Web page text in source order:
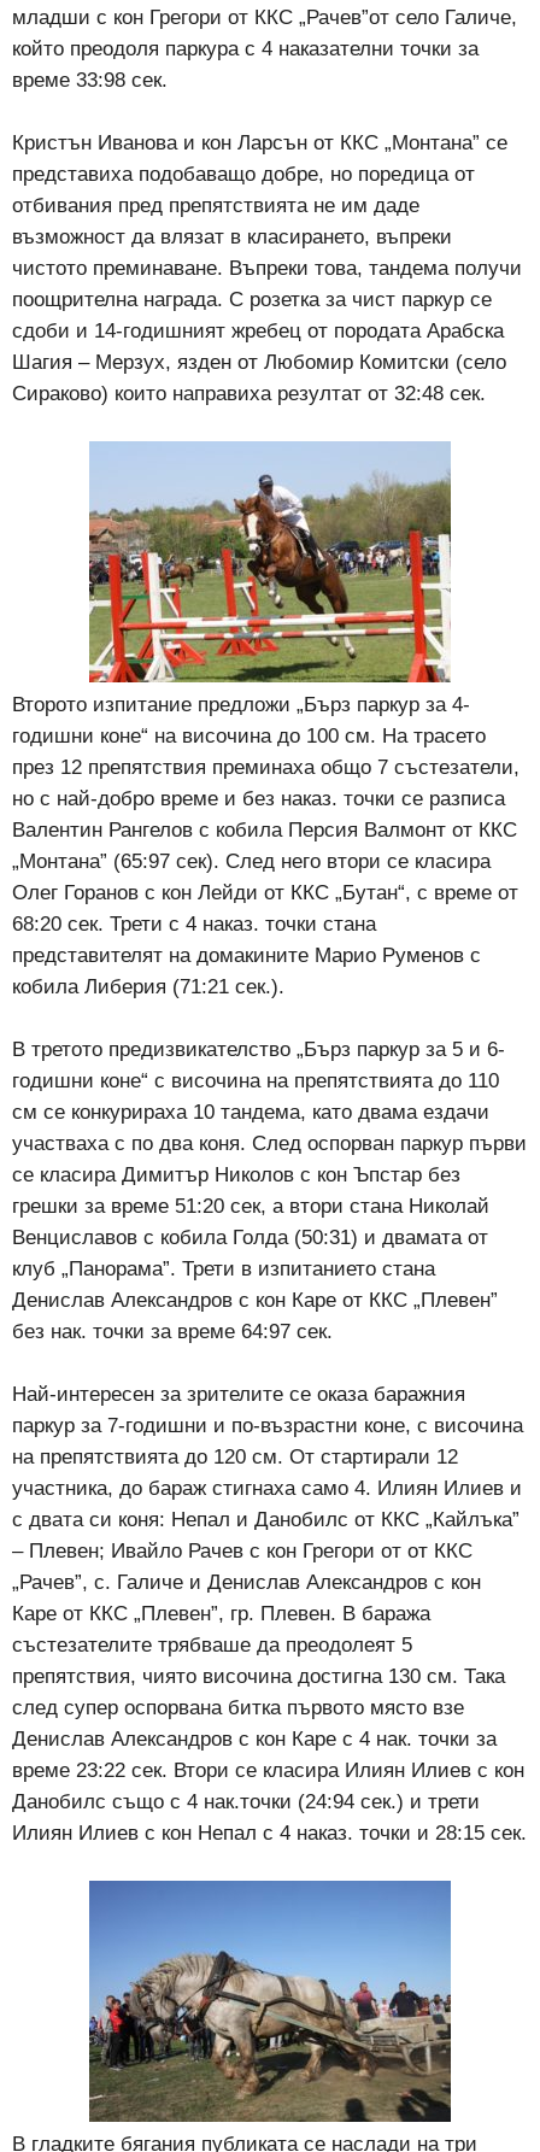
младши с кон Грегори от ККС „Рачев”от село Галиче,
който преодоля паркура с 4 наказателни точки за
време 33:98 сек.
Кристън Иванова и кон Ларсън от ККС „Монтана” се
представиха подобаващо добре, но поредица от
отбивания пред препятствията не им даде
възможност да влязат в класирането, въпреки
чистото преминаване. Въпреки това, тандема получи
поощрителна награда. С розетка за чист паркур се
сдоби и 14-годишният жребец от породата Арабска
Шагия – Мерзух, язден от Любомир Комитски (село
Сираково) които направиха резултат от 32:48 сек.
Второто изпитание предложи „Бърз паркур за 4-
годишни коне“ на височина до 100 см. На трасето
през 12 препятствия преминаха общо 7 състезатели,
но с най-добро време и без наказ. точки се разписа
Валентин Рангелов с кобила Персия Валмонт от ККС
„Монтана” (65:97 сек). След него втори се класира
Олег Горанов с кон Лейди от ККС „Бутан“, с време от
68:20 сек. Трети с 4 наказ. точки стана
представителят на домакините Марио Руменов с
кобила Либерия (71:21 сек.).
В третото предизвикателство „Бърз паркур за 5 и 6-
годишни коне“ с височина на препятствията до 110
см се конкурираха 10 тандема, като двама ездачи
участваха с по два коня. След оспорван паркур първи
се класира Димитър Николов с кон Ъпстар без
грешки за време 51:20 сек, а втори стана Николай
Венциславов с кобила Голда (50:31) и двамата от
клуб „Панорама”. Трети в изпитанието стана
Денислав Александров с кон Каре от ККС „Плевен”
без нак. точки за време 64:97 сек.
Най-интересен за зрителите се оказа баражния
паркур за 7-годишни и по-възрастни коне, с височина
на препятствията до 120 см. От стартирали 12
участника, до бараж стигнаха само 4. Илиян Илиев и
с двата си коня: Непал и Данобилс от ККС „Кайлъка”
– Плевен; Ивайло Рачев с кон Грегори от от ККС
„Рачев”, с. Галиче и Денислав Александров с кон
Каре от ККС „Плевен”, гр. Плевен. В баража
състезателите трябваше да преодолеят 5
препятствия, чиято височина достигна 130 см. Така
след супер оспорвана битка първото място взе
Денислав Александров с кон Каре с 4 нак. точки за
време 23:22 сек. Втори се класира Илиян Илиев с кон
Данобилс също с 4 нак.точки (24:94 сек.) и трети
Илиян Илиев с кон Непал с 4 наказ. точки и 28:15 сек.
В гладките бягания публиката се наслади на три